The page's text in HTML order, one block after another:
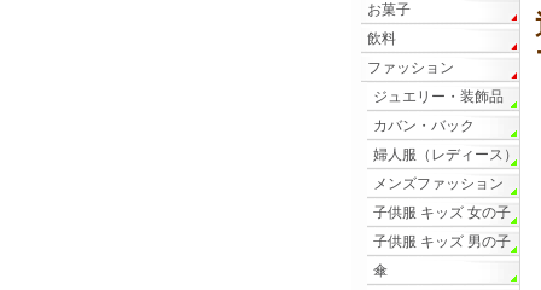
お菓子
飲料
ファッション
ジュエリー・装飾品
カバン・バック
婦人服（レディース）
メンズファッション
子供服 キッズ 女の子
子供服 キッズ 男の子
傘